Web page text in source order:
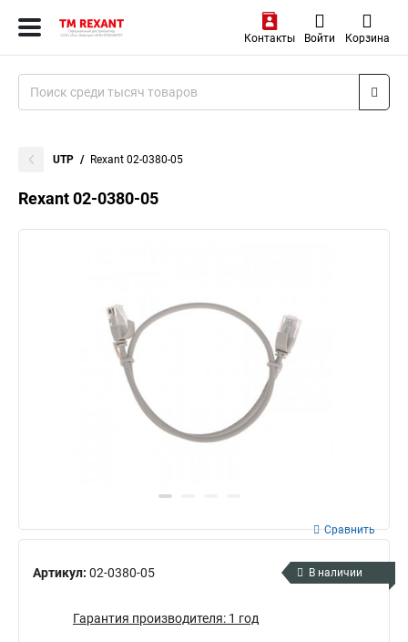
Контакты Войти Корзина
UTP Rexant 02-0380-05
Rexant 02-0380-05
Артикул: 02-0380-05
Сравнить
В наличии
Гарантия производителя: 1 год